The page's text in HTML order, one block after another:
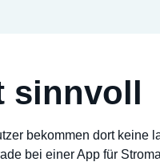
sinnvoll
bekommen dort keine
bei einer App für